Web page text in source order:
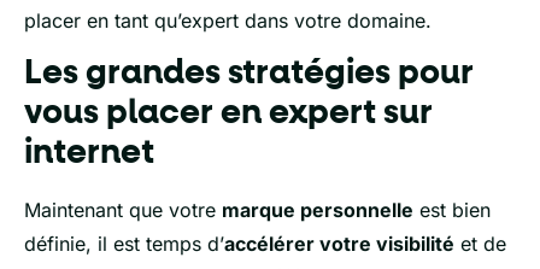
placer en tant qu’expert dans votre domaine.
Les grandes stratégies pour
vous placer en expert sur
internet
Maintenant que votre marque personnelle est bien
définie, il est temps d’accélérer votre visibilité et de